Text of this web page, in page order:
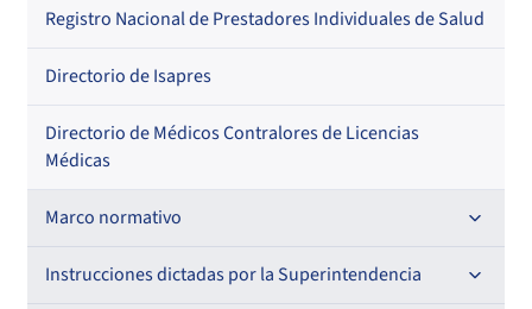
Regional
Por profesión
Por orden alfabético
Por especialidad
Registro Nacional de Prestadores Individuales de Salud
Directorio de Isapres
Directorio de Médicos Contralores de Licencias
Médicas
Marco normativo
Leyes
Instrucciones dictadas por la Superintendencia